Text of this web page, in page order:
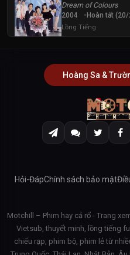
Dream of Colours
2004 Hoàn tất (20/
Lồng Tiếng
Hoàng Sa &
Hỏi-ĐápChính sách bảo mật
Motchill – Phim hay cả rổ - Trang
Vietsub, thuyết minh, lồng tiếng
chiếu rạp, phim bộ, phim lẻ từ